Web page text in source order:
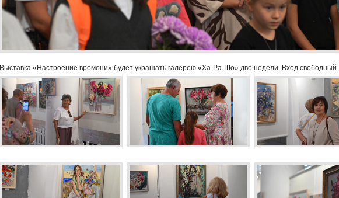
Выставка «Настроение времени» будет украшать галерею «Ха-Ра-Шо» две недели. Вход свободный.